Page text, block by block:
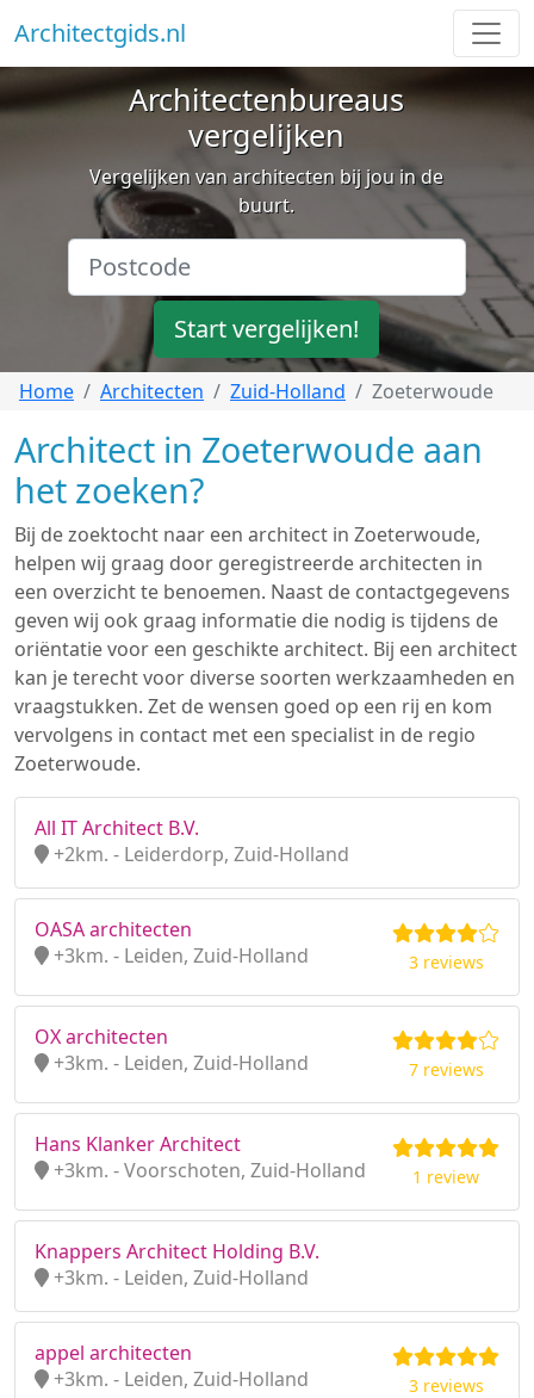
Architectgids.nl
Architectenbureaus
vergelijken
Vergelijken van architecten bij jou in de
buurt.
Start vergelijken!
Home Architecten Zuid-Holland Zoeterwoude
Architect in Zoeterwoude aan
het zoeken?
Bij de zoektocht naar een architect in Zoeterwoude,
helpen wij graag door geregistreerde architecten in
een overzicht te benoemen. Naast de contactgegevens
geven wij ook graag informatie die nodig is tijdens de
oriëntatie voor een geschikte architect. Bij een architect
kan je terecht voor diverse soorten werkzaamheden en
vraagstukken. Zet de wensen goed op een rij en kom
vervolgens in contact met een specialist in de regio
Zoeterwoude.
All IT Architect B.V.
+2km. - Leiderdorp, Zuid-Holland
OASA architecten
+3km. - Leiden, Zuid-Holland
3 reviews
OX architecten
+3km. - Leiden, Zuid-Holland
7 reviews
Hans Klanker Architect
+3km. - Voorschoten, Zuid-Holland
1 review
Knappers Architect Holding B.V.
+3km. - Leiden, Zuid-Holland
appel architecten
+3km. - Leiden, Zuid-Holland
3 reviews